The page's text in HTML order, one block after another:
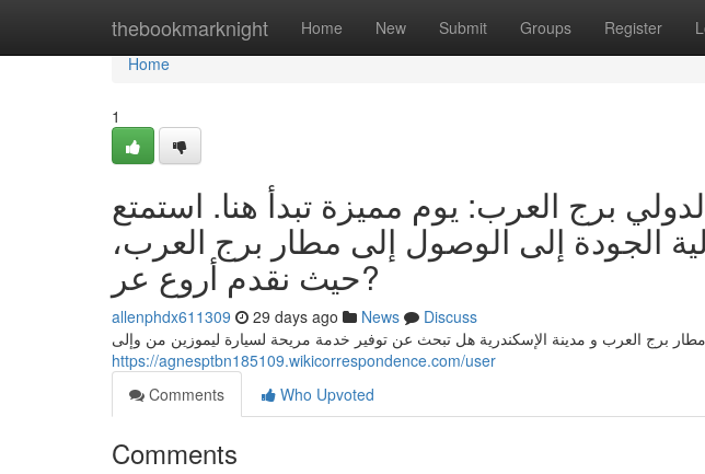
thebookmarknight Home New Submit Groups Register
Home
Home
1
برج العرب: يوم مميزة تبدأ هنا. استمتع
الجودة إلى الوصول إلى مطار برج العرب،
حيث نقدم أروع عر?
allenphdx611309 29 days ago News
Discuss
برج العرب و مدينة الإسكندرية هل تبحث عن توفير خدمة مريحة لسيارة ليموزين من وإلى
https://agnesptbn185109.wikicorrespondence.com/user
Comments
Who Upvoted
Comments